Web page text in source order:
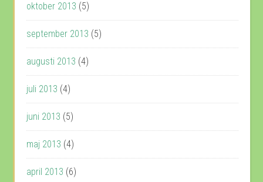
oktober 2013 (5)
september 2013 (5)
augusti 2013 (4)
juli 2013 (4)
juni 2013 (5)
maj 2013 (4)
april 2013 (6)